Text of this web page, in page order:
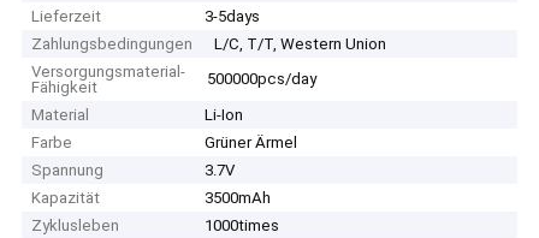
Lieferzeit
3-5days
Zahlungsbedingungen
L/C, T/T, Western Union
Versorgungsmaterial-
Fähigkeit
500000pcs/day
Material
Li-Ion
Farbe
Grüner Ärmel
Spannung
3.7V
Kapazität
3500mAh
Zyklusleben
1000times